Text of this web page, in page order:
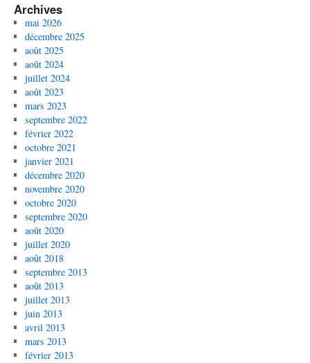
Archives
mai 2026
décembre 2025
août 2025
août 2024
juillet 2024
août 2023
mars 2023
septembre 2022
février 2022
octobre 2021
janvier 2021
décembre 2020
novembre 2020
octobre 2020
septembre 2020
août 2020
juillet 2020
août 2018
septembre 2013
août 2013
juillet 2013
juin 2013
avril 2013
mars 2013
février 2013